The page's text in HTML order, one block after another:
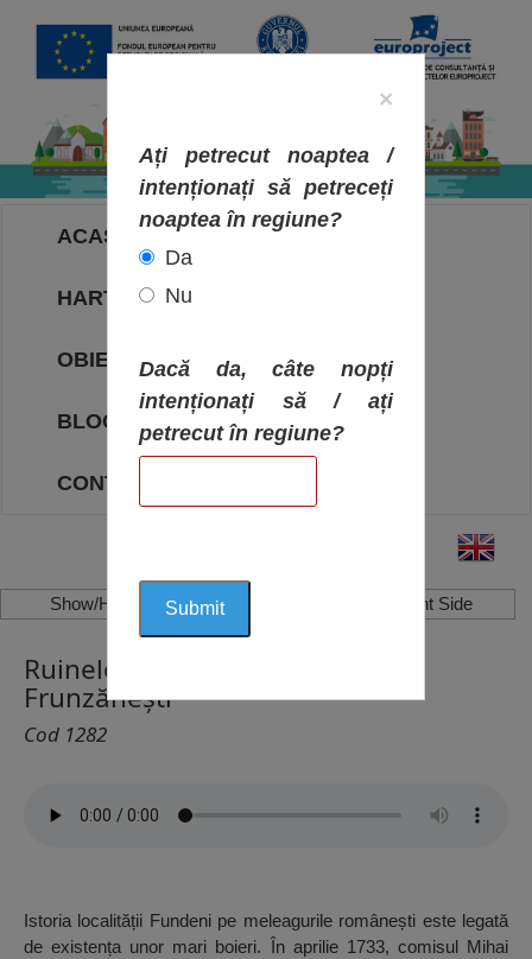
ACASA
HARTA OBIECTIVELOR
OBIECTIVE
BLOG
CONTACT
Show/Hide Left Side Show/Hide Right Side
Ruinele Bisericii din Fundeni,
Frunzănești
Cod 1282
Istoria localității Fundeni pe meleagurile românești este legată
de existența unor mari boieri. În aprilie 1733, comisul Mihai
×
Ați petrecut noaptea /
intenționați să petreceți
noaptea în regiune?
Da
Nu
Dacă da, câte nopți
intenționați să / ați
petrecut în regiune?